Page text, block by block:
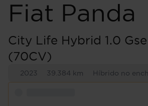
Fiat Panda
City Life Hybrid 1.0
(70CV)
2023 39.384 km Híbrido no